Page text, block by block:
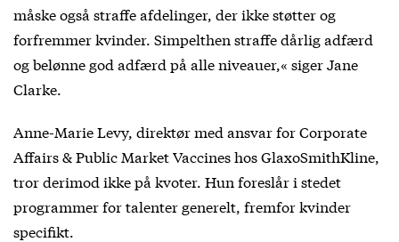
måske også straffe afdelinger, der ikke støtter og
forfremmer kvinder. Simpelthen straffe dårlig adfærd
og belønne god adfærd på alle niveauer,« siger Jane
Clarke.
Anne-Marie Levy, direktør med ansvar for Corporate
Affairs & Public Market Vaccines hos GlaxoSmithKline,
tror derimod ikke på kvoter. Hun foreslår i stedet
programmer for talenter generelt, fremfor kvinder
specifikt.